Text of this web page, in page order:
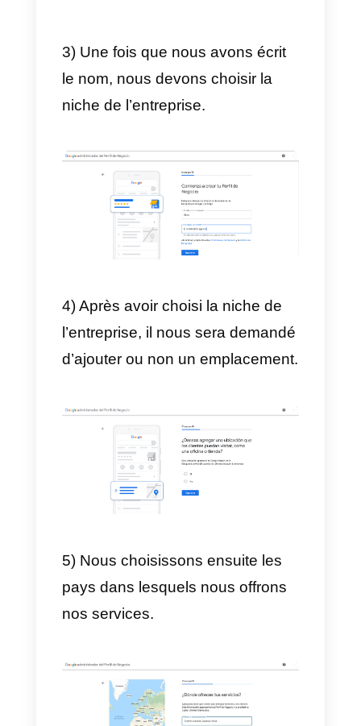
Google My Business?
Google My Business, vous
créer un compte. Pour aller de
l’avant avec tout cela, nous
devons suivre les étapes
1) La première chose à faire est
de se rendre sur le site Web de
cliquer sur »Connexion
2) Ensuite, nous tapons le nom
de notre entreprise dans le